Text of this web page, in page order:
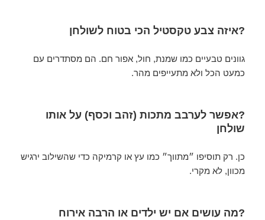
?איזה צבע טקסטיל הכי בטוח לשולחן
גוונים טבעיים כמו שמנת, חול, אפור חם. הם מסתדרים עם
כמעט הכל ולא מתעייפים מהר.
?אפשר לערבב מתכות (זהב וכסף) על אותו
שולחן
כן. רק תוסיפו ״מתווך״ כמו עץ או קרמיקה כדי שהשילוב ירגיש
מכוון, לא מקרי.
?מה עושים אם יש ילדים או הרבה אירוח